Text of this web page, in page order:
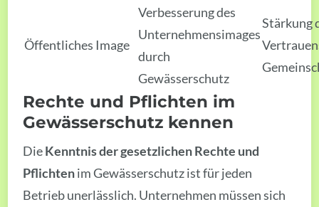
Öffentliches Image
Verbesserung des
Unternehmensimages
durch
Gewässerschutz
Stärkung
Rechte und Pflichten im
Gewässerschutz kennen
DieKenntnis der gesetzlichen Rechte und
Pflichtenim Gewässerschutz ist für jeden
Betrieb unerlässlich. Unternehmen müssen sich